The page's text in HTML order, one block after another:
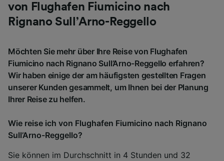
von Flughafen Fiumicino nach
Rignano Sull’Arno-Reggello
Möchten Sie mehr über Ihre Reise von Flughafen
Fiumicino nach Rignano Sull’Arno-Reggello erfahren?
Wir haben einige der am häufigsten gestellten Fragen
unserer Kunden gesammelt, um Ihnen bei der Planung
Ihrer Reise zu helfen.
Wie reise ich von Flughafen Fiumicino nach Rignano
Sull’Arno-Reggello?
Sie können im Durchschnitt in 4 Stunden und 32